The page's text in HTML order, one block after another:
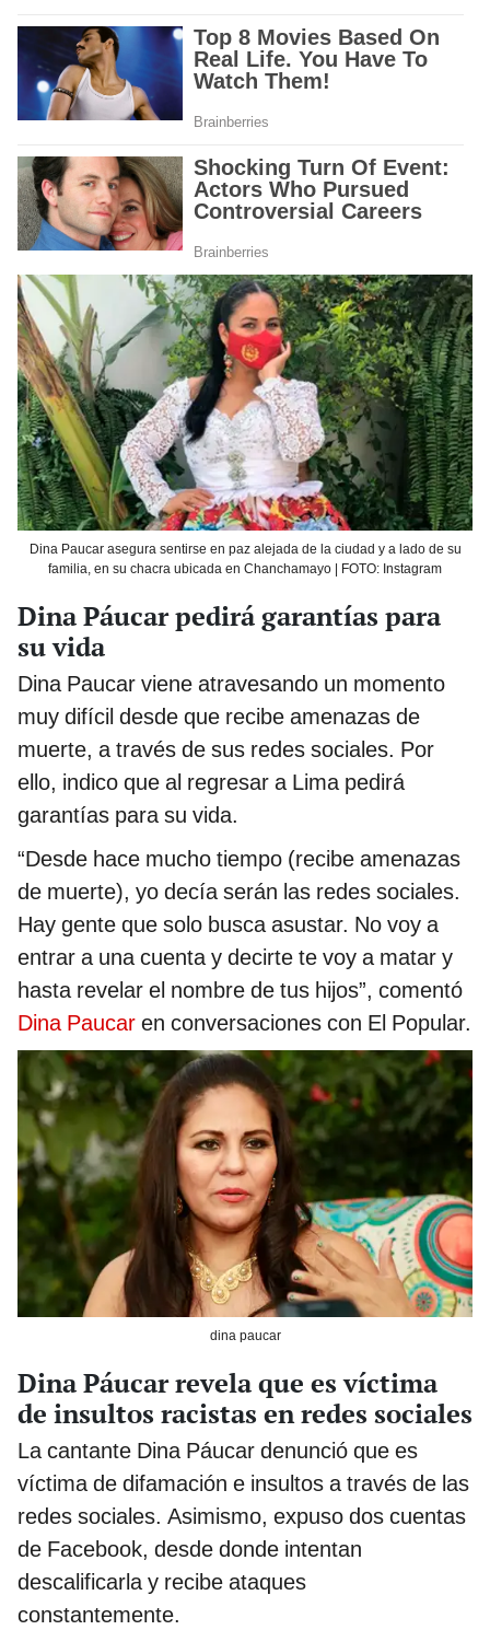
Dina Paucar asegura sentirse en paz alejada de la ciudad y a lado de su
familia, en su chacra ubicada en Chanchamayo | FOTO: Instagram
Dina Páucar pedirá garantías para
su vida
Dina Paucar viene atravesando un momento
muy difícil desde que recibe amenazas de
muerte, a través de sus redes sociales. Por
ello, indico que al regresar a Lima pedirá
garantías para su vida.
“Desde hace mucho tiempo (recibe amenazas
de muerte), yo decía serán las redes sociales.
Hay gente que solo busca asustar. No voy a
entrar a una cuenta y decirte te voy a matar y
hasta revelar el nombre de tus hijos”, comentó
Dina Paucar en conversaciones con El Popular.
dina paucar
Dina Páucar revela que es víctima
de insultos racistas en redes sociales
La cantante Dina Páucar denunció que es
víctima de difamación e insultos a través de las
redes sociales. Asimismo, expuso dos cuentas
de Facebook, desde donde intentan
descalificarla y recibe ataques
constantemente.